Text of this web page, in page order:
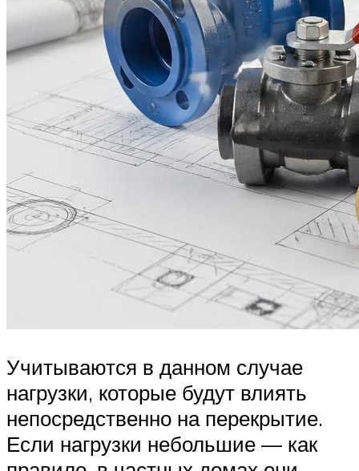
Учитываются в данном случае
нагрузки, которые будут влиять
непосредственно на перекрытие.
Если нагрузки небольшие — как